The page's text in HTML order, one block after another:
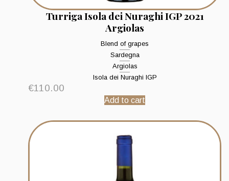
Turriga Isola dei Nuraghi IGP 2021
Argiolas
Blend of grapes
Sardegna
Argiolas
Isola dei Nuraghi IGP
€110.00
Add to cart